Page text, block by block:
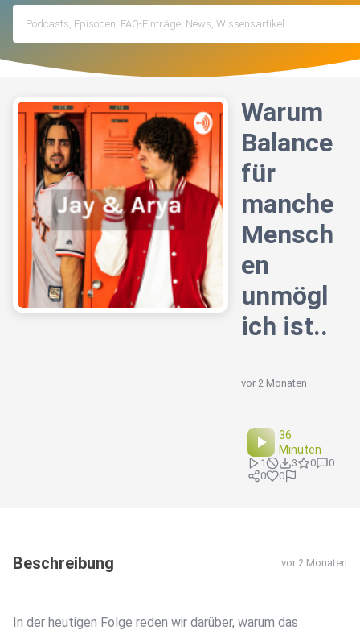
Warum
Balance
für
manche
Mensch
en
unmögl
ich ist..
vor 2 Monaten
36
Minuten
1 3 0
0
0
0
Beschreibung vor 2 Monaten
In der heutigen Folge reden wir darüber, warum das